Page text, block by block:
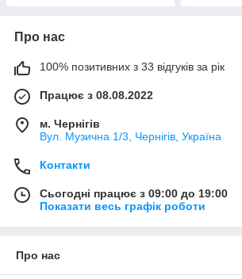
Про нас
100% позитивних з 33 відгуків за рік
Працює з 08.08.2022
м. Чернігів
Вул. Музична 1/3, Чернігів, Україна
Контакти
Сьогодні працює з 09:00 до 19:00
Показати весь графік роботи
Про нас